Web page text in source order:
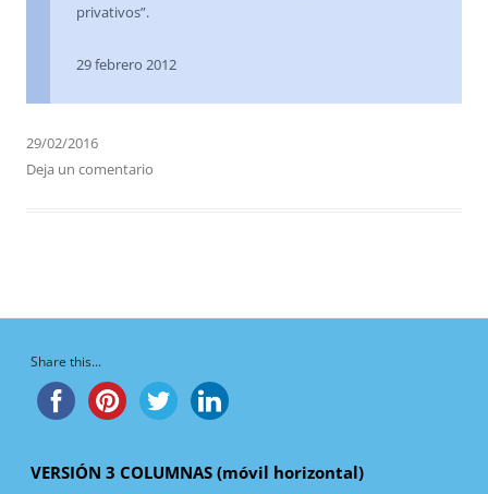
privativos”.
29 febrero 2012
29/02/2016
Deja un comentario
Share this...
VERSIÓN 3 COLUMNAS (móvil horizontal)